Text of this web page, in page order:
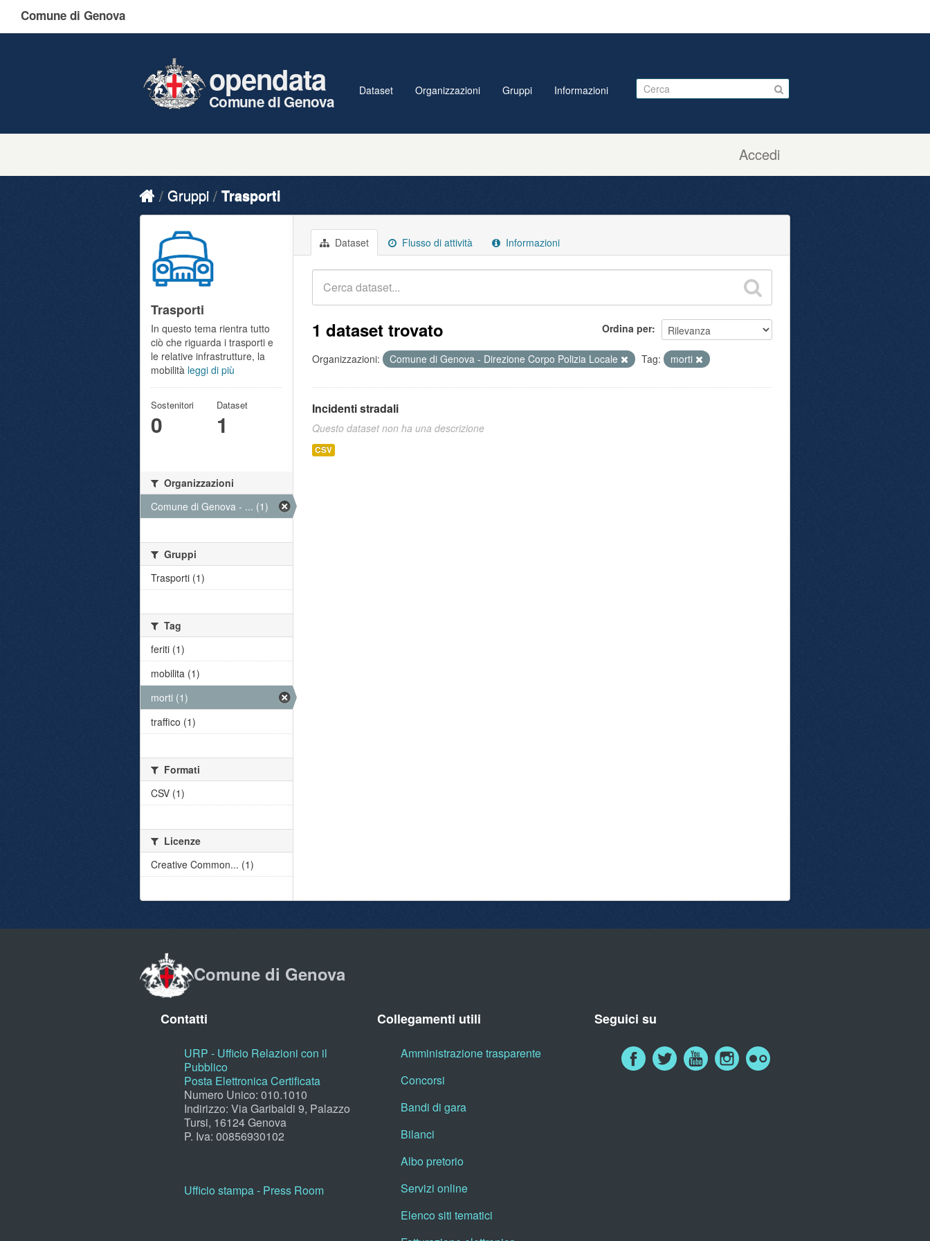
Comune di Genova
Accedi
opendata
Comune di Genova
Dataset Organizzazioni Gruppi Informazioni
Gruppi Trasporti
Dataset Flusso di attività Informazioni
Ordina per
1 dataset trovato
Organizzazioni: Comune di Genova - Direzione Corpo Polizia Locale Tag: morti
Incidenti stradali
Questo dataset non ha una descrizione
CSV
Trasporti
In questo tema rientra tutto
ciò che riguarda i trasporti e
le relative infrastrutture, la
mobilità leggi di più
Sostenitori
0
Dataset
1
Organizzazioni
Comune di Genova - ... (1)
Gruppi
Trasporti (1)
Tag
feriti (1)
mobilita (1)
morti (1)
traffico (1)
Formati
CSV (1)
Licenze
Creative Common... (1)
Comune di Genova
Contatti
URP - Ufficio Relazioni con il
Pubblico
Posta Elettronica Certificata
Numero Unico: 010.1010
Indirizzo: Via Garibaldi 9, Palazzo
Tursi, 16124 Genova
P. Iva: 00856930102
Ufficio stampa - Press Room
Collegamenti utili
Amministrazione trasparente
Concorsi
Bandi di gara
Bilanci
Albo pretorio
Servizi online
Elenco siti tematici
Seguici su